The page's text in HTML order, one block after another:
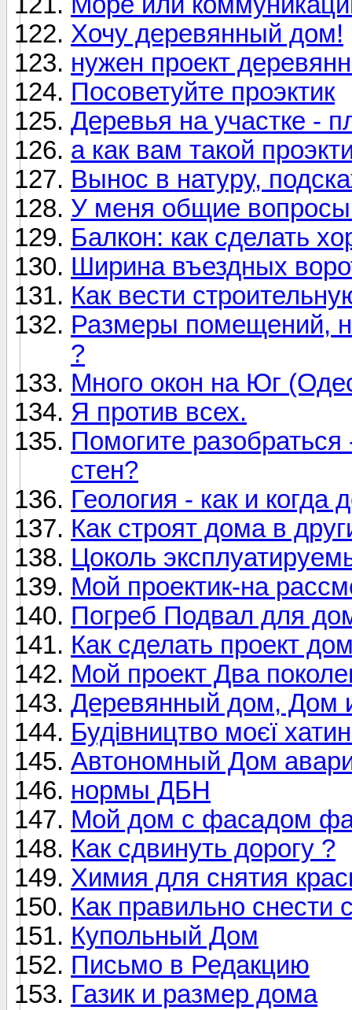
Хочу деревянный дом!
нужен проект
Посоветуйте проэктик
Деревья на участке -
а как вам такой
Вынос в натуру,
У меня общие
Балкон: как сделать
Ширина въездных
Как вести
Размеры помещений,
?
Много окон на Юг
Я против всех.
Помогите
стен?
Геология - как и когда
Как строят дома в
Цоколь
Мой проектик-на
Погреб Подвал для
Как сделать проект
Мой проект Два
Деревянный дом, Дом
Будівництво моєї
Автономный Дом
нормы ДБН
Мой дом с фасадом
Как сдвинуть дорогу ?
Химия для снятия
Как правильно снести
Купольный Дом
Письмо в Редакцию
Газик и размер дома